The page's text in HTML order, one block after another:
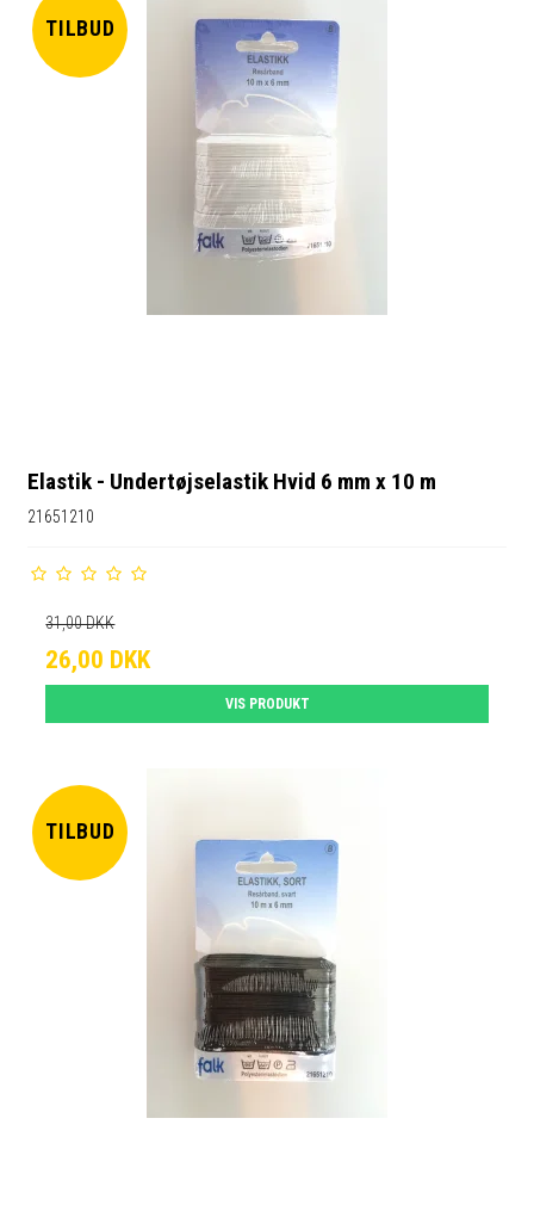
TILBUD
Elastik - Undertøjselastik Hvid 6 mm x 10 m
21651210
31,00 DKK
26,00 DKK
VIS PRODUKT
TILBUD